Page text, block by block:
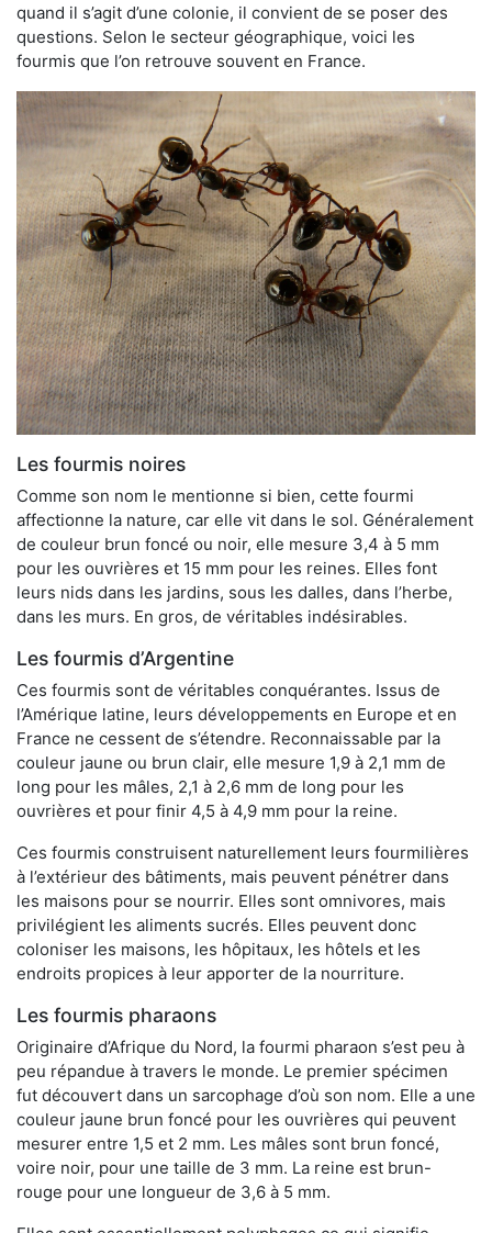
quand il s’agit d’une colonie, il convient de se poser des
questions. Selon le secteur géographique, voici les
fourmis que l’on retrouve souvent en France.
Les fourmis noires
Comme son nom le mentionne si bien, cette fourmi
affectionne la nature, car elle vit dans le sol. Généralement
de couleur brun foncé ou noir, elle mesure 3,4 à 5 mm
pour les ouvrières et 15 mm pour les reines. Elles font
leurs nids dans les jardins, sous les dalles, dans l’herbe,
dans les murs. En gros, de véritables indésirables.
Les fourmis d’Argentine
Ces fourmis sont de véritables conquérantes. Issus de
l’Amérique latine, leurs développements en Europe et en
France ne cessent de s’étendre. Reconnaissable par la
couleur jaune ou brun clair, elle mesure 1,9 à 2,1 mm de
long pour les mâles, 2,1 à 2,6 mm de long pour les
ouvrières et pour finir 4,5 à 4,9 mm pour la reine.
Ces fourmis construisent naturellement leurs fourmilières
à l’extérieur des bâtiments, mais peuvent pénétrer dans
les maisons pour se nourrir. Elles sont omnivores, mais
privilégient les aliments sucrés. Elles peuvent donc
coloniser les maisons, les hôpitaux, les hôtels et les
endroits propices à leur apporter de la nourriture.
Les fourmis pharaons
Originaire d’Afrique du Nord, la fourmi pharaon s’est peu à
peu répandue à travers le monde. Le premier spécimen
fut découvert dans un sarcophage d’où son nom. Elle a une
couleur jaune brun foncé pour les ouvrières qui peuvent
mesurer entre 1,5 et 2 mm. Les mâles sont brun foncé,
voire noir, pour une taille de 3 mm. La reine est brun-
rouge pour une longueur de 3,6 à 5 mm.